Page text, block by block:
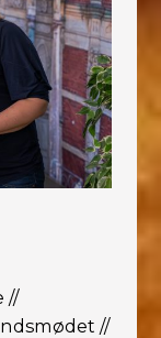
//
//